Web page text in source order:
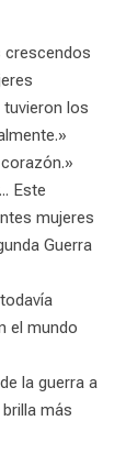
crescendos
los
Este
mujeres
Guerra
el mundo
la guerra a
más